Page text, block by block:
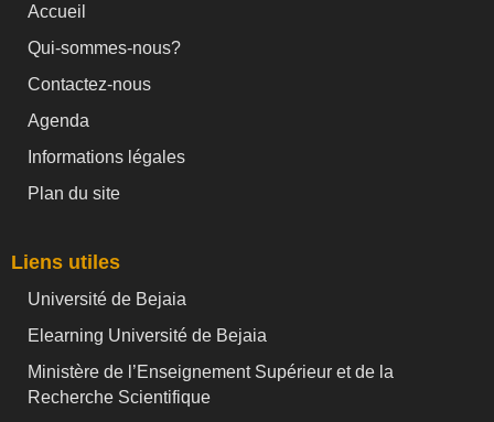
Accueil
Qui-sommes-nous?
Contactez-nous
Agenda
Informations légales
Plan du site
Liens utiles
Université de Bejaia
Elearning Université de Bejaia
Ministère de l’Enseignement Supérieur et de la
Recherche Scientifique